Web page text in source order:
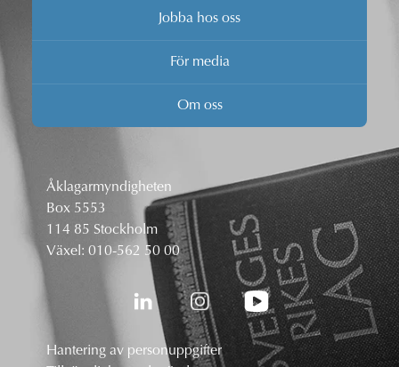
Jobba hos oss
För media
Om oss
Åklagarmyndigheten
Box 5553
114 85 Stockholm
Växel: 010-562 50 00
Hantering av personuppgifter